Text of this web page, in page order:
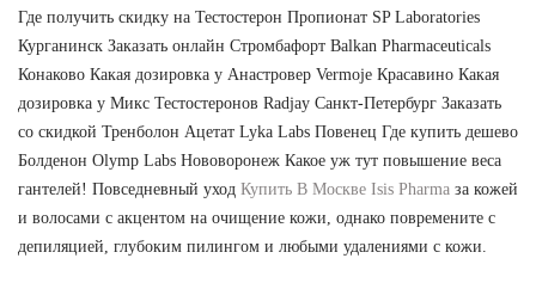
Где получить скидку на Тестостерон Пропионат SP Laboratories
Курганинск Заказать онлайн Стромбафорт Balkan Pharmaceuticals
Конаково Какая дозировка у Анастровер Vermoje Красавино Какая
дозировка у Микс Тестостеронов Radjay Санкт-Петербург Заказать
со скидкой Тренболон Ацетат Lyka Labs Повенец Где купить дешево
Болденон Olymp Labs Нововоронеж Какое уж тут повышение веса
гантелей! Повседневный уход Купить В Москве Isis Pharma за кожей
и волосами с акцентом на очищение кожи, однако повремените с
депиляцией, глубоким пилингом и любыми удалениями с кожи.